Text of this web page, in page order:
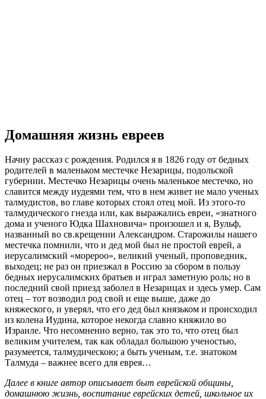
Домашняя жизнь евреев
Начну рассказ с рождения. Родился я в 1826 году от бедных
родителей в маленьком местечке Незарицы, подольской
губернии. Местечко Незарицы очень маленькое местечко, но
славится между иудеями тем, что в нем живет не мало ученых
талмудистов, во главе которых стоял отец мой. Из этого-то
талмудического гнезда или, как выражались евреи, «знатного
дома и ученого Юдка Шахновича» произошел и я, Вульф,
названный во св.крещении Александром. Старожилы нашего
местечка помнили, что и дед мой был не простой еврей, а
иерусалимский «морероо», великий ученый, проповедник,
выходец; не раз он приезжал в Россию за сбором в пользу
бедных иерусалимских братьев и играл заметную роль; но в
последний свой приезд заболел в Незарицах и здесь умер. Сам
отец – тот возводил род свой и еще выше, даже до
княжеского, и уверял, что его дед был князьком и происходил
из колена Иудина, которое некогда славно княжило во
Израиле. Что несомненно верно, так это то, что отец был
великим учителем, так как обладал большою ученостью,
разумеется, талмудическою; а быть ученым, т.е. знатоком
Талмуда – важнее всего для еврея…
Далее в книге автор описывает быт еврейской общины,
домашнюю жизнь, воспитание еврейских детей, школьное их